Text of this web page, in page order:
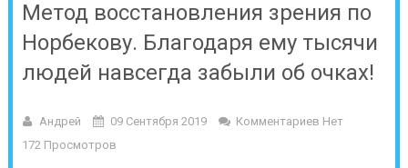
Метод восстановления зрения по
Норбекову. Благодаря ему тысячи
людей навсегда забыли об очках!
Андрей 09 Сентября 2019
Комментариев Нет
172 Просмотров